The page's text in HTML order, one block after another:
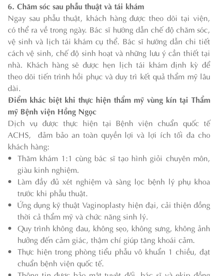
6. Chăm sóc sau phẫu thuật và tái khám
Ngay sau phẫu thuật, khách hàng được theo dõi tại viện,
có thể ra về trong ngày. Bác sĩ hướng dẫn chế độ chăm sóc,
vệ sinh và lịch tái khám cụ thể. Bác sĩ hướng dẫn chi tiết
cách vệ sinh, chế độ sinh hoạt và những lưu ý cần thiết tại
nhà. Khách hàng sẽ được hẹn lịch tái khám định kỳ để
theo dõi tiến trình hồi phục và duy trì kết quả thẩm mỹ lâu
dài.
Điểm khác biệt khi thực hiện thẩm mỹ vùng kín tại Thẩm
mỹ Bệnh viện Hồng Ngọc
Dịch vụ được thực hiện tại Bệnh viện chuẩn quốc tế
ACHS, đảm bảo an toàn quyền lợi và lợi ích tối đa cho
khách hàng:
Thăm khám 1:1 cùng bác sĩ tạo hình giỏi chuyên môn,
giàu kinh nghiệm.
Làm đầy đủ xét nghiệm và sàng lọc bệnh lý phụ khoa
trước khi phẫu thuật.
Ứng dụng kỹ thuật Vaginoplasty hiện đại, cải thiện đồng
thời cả thẩm mỹ và chức năng sinh lý.
Quy trình không đau, không sẹo, không sưng, không ảnh
hưởng đến cảm giác, thậm chí giúp tăng khoái cảm.
Thực hiện trong phòng tiểu phẫu vô khuẩn 1 chiều, đạt
chuẩn bệnh viện quốc tế.